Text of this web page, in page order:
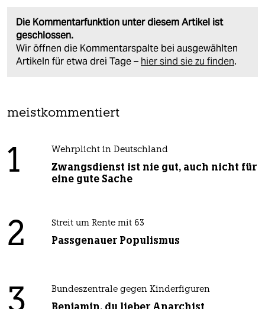
Die Kommentarfunktion unter diesem Artikel ist
geschlossen.
Wir öffnen die Kommentarspalte bei ausgewählten
Artikeln für etwa drei Tage – hier sind sie zu finden.
meistkommentiert
1 Wehrplicht in Deutschland
Zwangsdienst ist nie gut, auch nicht für
eine gute Sache
2 Streit um Rente mit 63
Passgenauer Populismus
Bundeszentrale gegen Kinderfiguren